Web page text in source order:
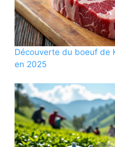
Découverte du boeuf de
en 2025